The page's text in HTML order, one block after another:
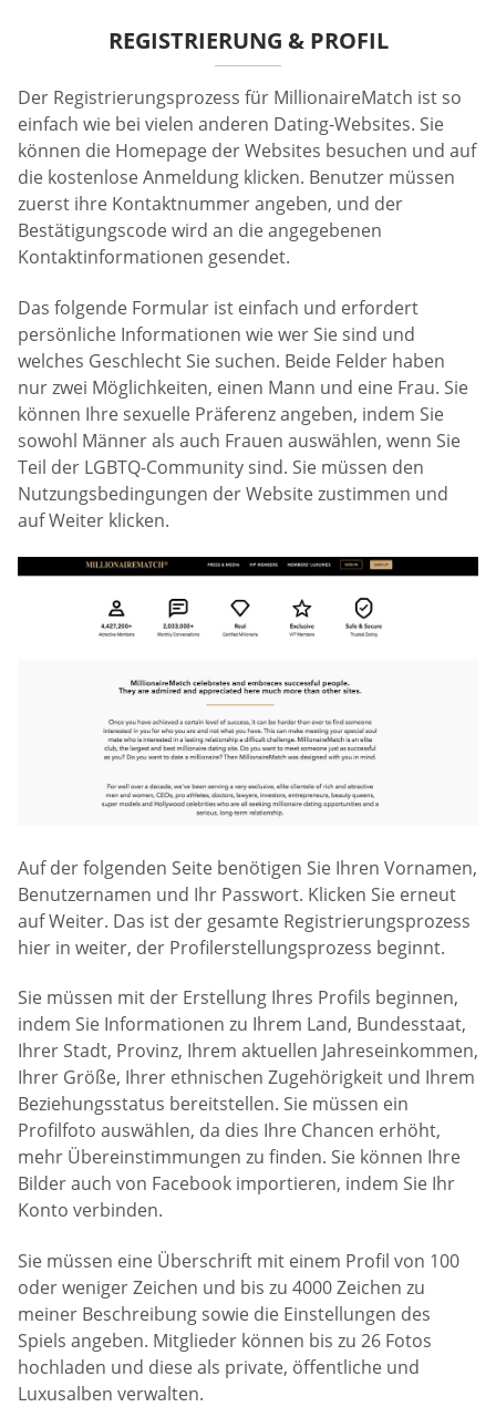
REGISTRIERUNG & PROFIL
Der Registrierungsprozess für MillionaireMatch ist so
einfach wie bei vielen anderen Dating-Websites. Sie
können die Homepage der Websites besuchen und auf
die kostenlose Anmeldung klicken. Benutzer müssen
zuerst ihre Kontaktnummer angeben, und der
Bestätigungscode wird an die angegebenen
Kontaktinformationen gesendet.
Das folgende Formular ist einfach und erfordert
persönliche Informationen wie wer Sie sind und
welches Geschlecht Sie suchen. Beide Felder haben
nur zwei Möglichkeiten, einen Mann und eine Frau. Sie
können Ihre sexuelle Präferenz angeben, indem Sie
sowohl Männer als auch Frauen auswählen, wenn Sie
Teil der LGBTQ-Community sind. Sie müssen den
Nutzungsbedingungen der Website zustimmen und
auf Weiter klicken.
Auf der folgenden Seite benötigen Sie Ihren Vornamen,
Benutzernamen und Ihr Passwort. Klicken Sie erneut
auf Weiter. Das ist der gesamte Registrierungsprozess
hier in weiter, der Profilerstellungsprozess beginnt.
Sie müssen mit der Erstellung Ihres Profils beginnen,
indem Sie Informationen zu Ihrem Land, Bundesstaat,
Ihrer Stadt, Provinz, Ihrem aktuellen Jahreseinkommen,
Ihrer Größe, Ihrer ethnischen Zugehörigkeit und Ihrem
Beziehungsstatus bereitstellen. Sie müssen ein
Profilfoto auswählen, da dies Ihre Chancen erhöht,
mehr Übereinstimmungen zu finden. Sie können Ihre
Bilder auch von Facebook importieren, indem Sie Ihr
Konto verbinden.
Sie müssen eine Überschrift mit einem Profil von 100
oder weniger Zeichen und bis zu 4000 Zeichen zu
meiner Beschreibung sowie die Einstellungen des
Spiels angeben. Mitglieder können bis zu 26 Fotos
hochladen und diese als private, öffentliche und
Luxusalben verwalten.